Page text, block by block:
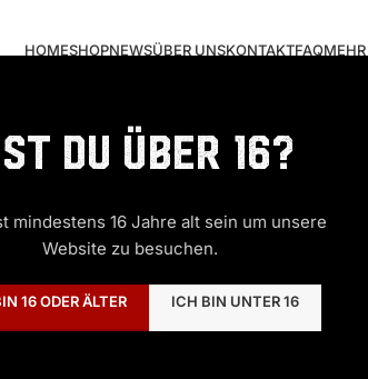
Du über 16?
mindestens 16 Jahre alt sein um unsere
Website zu besuchen.
16 ODER ÄLTER ICH BIN UNTER 16
HOMESHOPNEWSÜBER UNSKONTAKTFAQ